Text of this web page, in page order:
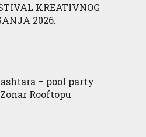
KREATIVNOG
2026.
– pool party
Rooftopu